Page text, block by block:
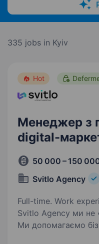
335 jobs in Kyiv
Hot
Менеджер з
digital-
50 000 – 150
Svitlo Agency
Full-time. Work
Svitlo Agency ми не
Ми допомагаємо